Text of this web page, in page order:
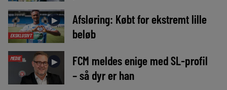
EKSKLUSIVT
►
Afsløring: Købt for ekstremt lille
beløb
MEDIE ►
FCM meldes enige med SL-profil
– så dyr er han